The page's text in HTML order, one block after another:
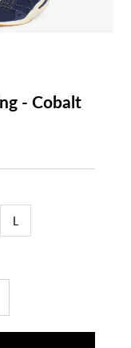
- Cobalt
L